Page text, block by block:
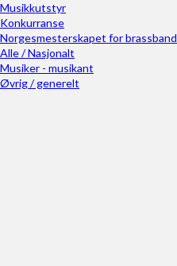
Musikkutstyr
Konkurranse
Norgesmesterskapet for brassband
Alle / Nasjonalt
Musiker - musikant
Øvrig / generelt